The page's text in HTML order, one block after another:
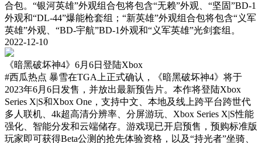
合包。“银河英雄”外观组合包将包含“无赖”外观、“坚固”BD-1
外观和“DL-44”爆能枪套组；“新英雄”外观组合包将包含“义军
英雄”外观、“BD-宇航”BD-1外观和“义军英雄”光剑套组。
2022-12-10
《暗黑破坏神4》6月6日登陆Xbox
#西瓜热点 暴雪在TGA上正式确认，《暗黑破坏神4》将于
2023年6月6日发售，并放出最新预告片。本作将登陆Xbox
Series X|S和Xbox One，支持中文、本地及线上跨平台跨世代
多人联机、4k超高清分辨率、分屏游玩、Xbox Series X|S性能
强化、智能分发和云端储存。游戏现已开启预售，预购标准版
玩家即可获得Beta公测的抢先体验资格，以及“持光者”坐骑、